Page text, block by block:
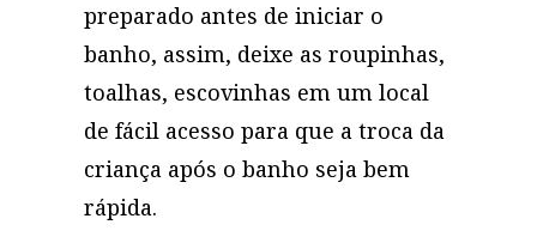
preparado antes de iniciar o
banho, assim, deixe as roupinhas,
toalhas, escovinhas em um local
de fácil acesso para que a troca da
criança após o banho seja bem
rápida.